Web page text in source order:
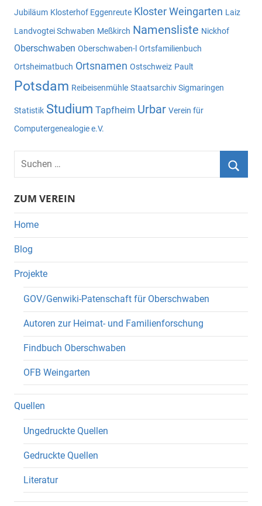
Jubiläum Klosterhof Eggenreute Kloster Weingarten Laiz
Landvogtei Schwaben Meßkirch Namensliste Nickhof
Oberschwaben Oberschwaben-l Ortsfamilienbuch
Ortsheimatbuch Ortsnamen Ostschweiz Pault
Potsdam Reibeisenmühle Staatsarchiv Sigmaringen
Statistik Studium Tapfheim Urbar Verein für
Computergenealogie e.V.
Suchen
nach:
ZUM VEREIN
Home
Blog
Projekte
GOV/Genwiki-Patenschaft für Oberschwaben
Autoren zur Heimat- und Familienforschung
Findbuch Oberschwaben
OFB Weingarten
Quellen
Ungedruckte Quellen
Gedruckte Quellen
Literatur